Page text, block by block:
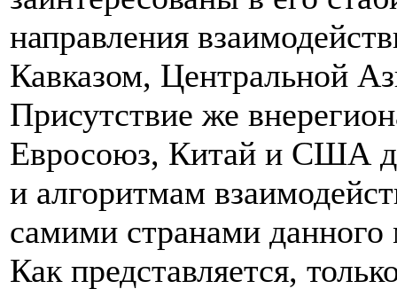
направления
Кавказом, Центральной
Присутствие же
Евросоюз, Китай и США
и алгоритмам
самими странами данного
Как представляется,